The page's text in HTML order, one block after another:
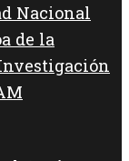
Nacional
de la